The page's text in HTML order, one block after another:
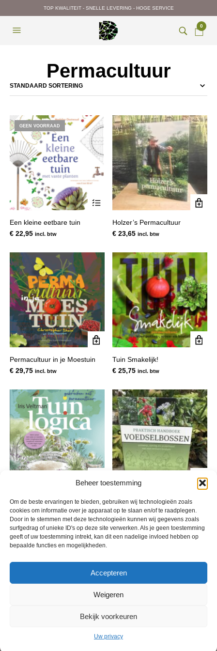
Beheer toestemming
Om de beste ervaringen te bieden, gebruiken wij technologieën zoals
cookies om informatie over je apparaat op te slaan en/of te raadplegen.
Door in te stemmen met deze technologieën kunnen wij gegevens zoals
surfgedrag of unieke ID's op deze site verwerken. Als je geen toestemming
geeft of uw toestemming intrekt, kan dit een nadelige invloed hebben op
bepaalde functies en mogelijkheden.
Accepteren
Weigeren
Bekijk voorkeuren
Uw privacy
TOP KWALITEIT - SNELLE LEVERING - HOGE SERVICE
0
Permacultuur
GEEN VOORRAAD
Een kleine eetbare tuin
€ 22,95 incl. btw
Holzer’s Permacultuur
€ 23,65 incl. btw
Permacultuur in je Moestuin
€ 29,75 incl. btw
Tuin Smakelijk!
€ 25,75 incl. btw
€32,99 incl. btw
€49,75 incl. btw